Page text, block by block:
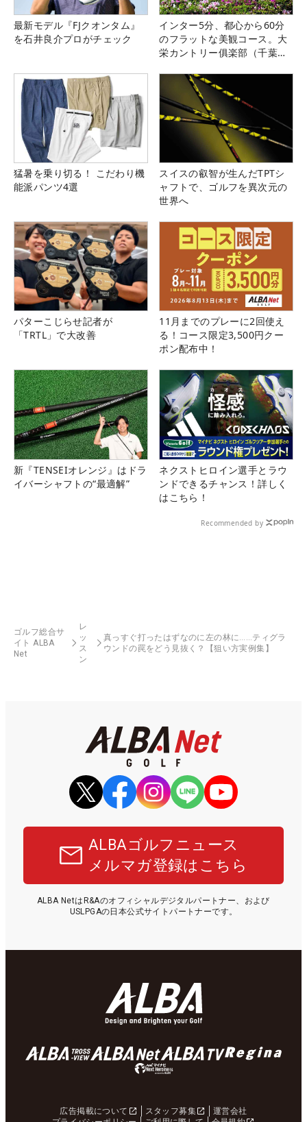
最新モデル『FJクオンタム』
を石井良介プロがチェック
インター5分、都心から60分
のフラットな美観コース。大
栄カントリー俱楽部（千葉
猛暑を乗り切る！ こだわり機
能派パンツ4選
スイスの叡智が生んだTPTシ
ャフトで、ゴルフを異次元の
世界へ
パターこじらせ記者が
「TRTL」で大改善
11月までのプレーに2回使え
る！コース限定3,500円クー
ポン配布中！
新『TENSEIオレンジ』はドラ
イバーシャフトの“最適解”
ネクストヒロイン選手とラウ
ンドできるチャンス！詳しく
はこちら！
Recommended by
ゴルフ総合サ
イト ALBA
Net
レ
ッ
ス
ン
真っすぐ打ったはずなのに左の林に……ティグラ
ウンドの罠をどう見抜く？【狙い方実例集】
ALBAゴルフニュース
メルマガ登録はこちら
ALBA NetはR&Aのオフィシャルデジタルパートナー、および
USLPGAの日本公式サイトパートナーです。
広告掲載について スタッフ募集
運営会社